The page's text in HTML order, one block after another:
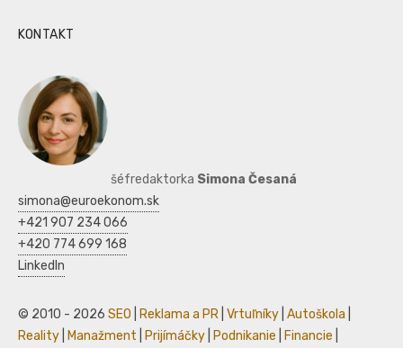
KONTAKT
šéfredaktorka Simona Česaná
simona@euroekonom.sk
+421 907 234 066
+420 774 699 168
LinkedIn
© 2010 - 2026 SEO Reklama a PR Vrtuľníky Autoškola
Reality
Manažment Prijímáčky Podnikanie Financie